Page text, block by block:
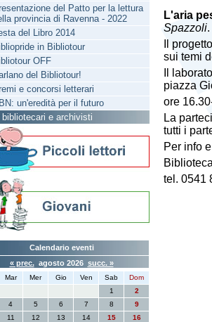
L'aria
Spazzoli.
Il
sui temi
Il
piazza
ore
La
tutti i
Per info
tel. 0541
del Patto per la lettura
provincia di Ravenna - 2022
del Libro 2014
in Bibliotour
OFF
del Bibliotour!
e concorsi letterari
un'eredità per il futuro
bibliotecari e archivisti
Calendario eventi
« prec.agosto 2026 succ. »
Mar Mer Gio Ven Sab
Dom
1
2
4 5 6 7 8
9
11 12 13 14 15
16